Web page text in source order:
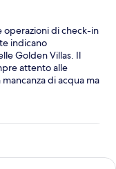
operazioni di check-in
indicano
Golden Villas. Il
attento alle
di acqua ma
di partire non hanno
igienica. I bagni
e si dorme
noleggio.